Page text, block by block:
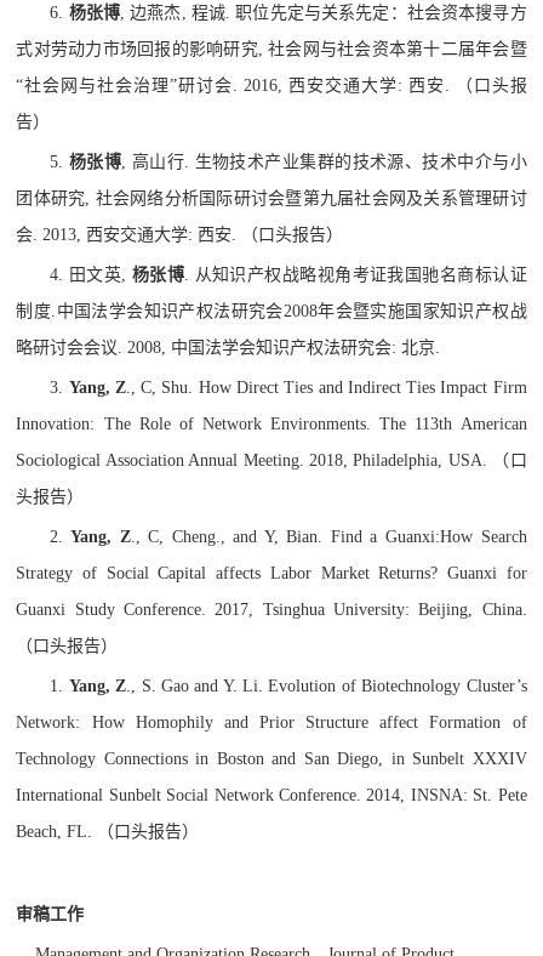
6. 杨张博 ,边燕杰 程诚 .职位先定与关系先定：社会资本搜寻方
式对劳动力市场回报的影响研究,社会网与社会资本第十二届年会暨
“社会网与社会治理”研讨会 . 2016, 西安交通大学: 西安
（口头报
告）
5. 杨张博 高山行
生物技术产业集群的技术源、技术中介与小
团体研究 社会网络分析国际研讨会暨第九届社会网及关系管理研讨
会 . 2013, 西安交通大学: 西安 （口头报告）
4. 田文英 杨张博
从知识产权战略视角考证我国驰名商标认证
制度 中国法学会知识产权法研究会2008年会暨实施国家知识产权战
略研讨会会议 . 2008, 中国法学会知识产权法研究会: 北京
3. Yang, Z., C, Shu. How Direct Ties and Indirect Ties Impact Firm
Innovation: The Role of Network Environments. The 113th American
Sociological Association Annual Meeting. 2018, Philadelphia, USA.
（口
头报告）
2. Yang, Z., C, Cheng., and Y, Bian. Find a Guanxi:How Search
Strategy of Social Capital affects Labor Market Returns? Guanxi for
Guanxi Study Conference. 2017, Tsinghua University: Beijing, China.
（口头报告）
1. Yang, Z ., S. Gao and Y. Li. Evolution of Biotechnology Cluster’s
Network: How Homophily and Prior Structure affect Formation of
Technology Connections in Boston and San Diego, in Sunbelt XXXIV
International Sunbelt Social Network Conference. 2014, INSNA: St. Pete
Beach, FL.
（口头报告）
审稿工作